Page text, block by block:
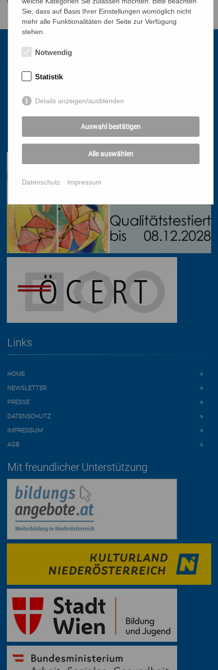
Kontakt
1010 Wien, Stephansplatz 3
office@bildungswerk.at
Links
HOME
NEWSLETTER
PRESSE
DATENSCHUTZ
IMPRESSUM
AGB
Mit freundlicher Unterstützung
Sie, dass auf Basis Ihrer Einstellungen womöglich nicht
mehr alle Funktionalitäten der Seite zur Verfügung
stehen.
Notwendig
Statistik
Details anzeigen/ausblenden
Auswahl bestätigen
Alle auswählen
Datenschutz Impressum